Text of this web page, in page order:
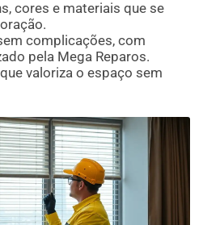
cores e materiais que se
complicações, com
pela Mega Reparos.
valoriza o espaço sem